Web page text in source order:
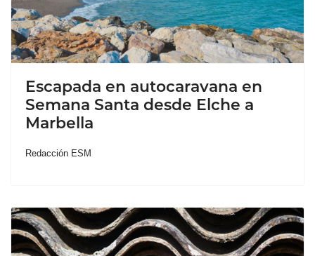
Escapada en autocaravana en
Semana Santa desde Elche a
Marbella
Redacción ESM